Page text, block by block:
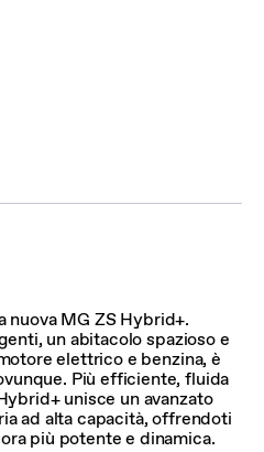
nuova MG ZS Hybrid+.
un abitacolo spazioso e
elettrico e benzina, è
Più efficiente, fluida
unisce un avanzato
ad alta capacità, offrendoti
più potente e dinamica.